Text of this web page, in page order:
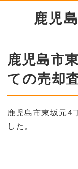
鹿児
鹿児島市
ての売却
鹿児島市東坂元4
した。